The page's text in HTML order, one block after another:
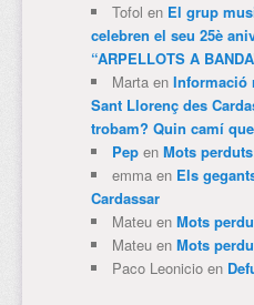
Tofol en El grup
celebren el seu 25è
“ARPELLOTS A
Martaen Informació
Sant Llorenç des
trobam? Quin camí
Pepen Mots
emmaen Els
Cardassar
Mateuen Mots
Mateuen Mots
Paco Leonicioen